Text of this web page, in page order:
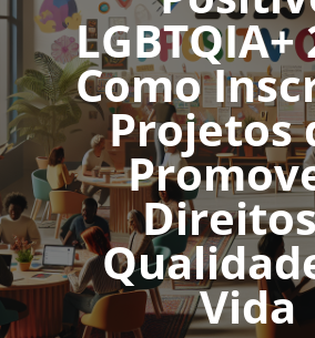
LGBTQIA+
Como
Projetos
Vida